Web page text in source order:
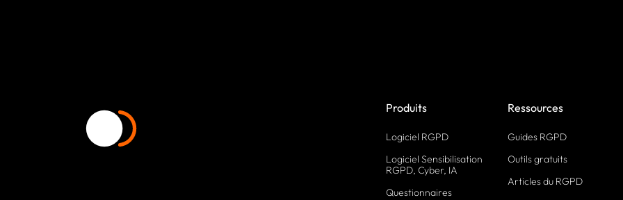
Produits
Logiciel RGPD
Logiciel Sensibilisation
RGPD, Cyber, IA
Questionnaires
Ressources
Guides RGPD
Outils gratuits
Articles du RGPD